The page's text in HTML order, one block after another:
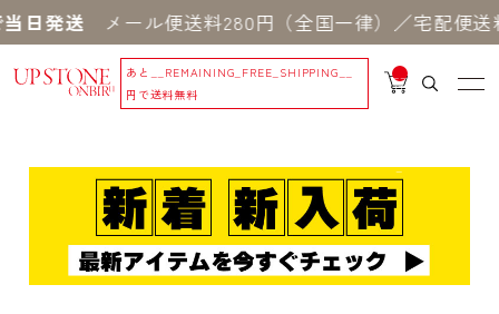
ール便送料280円（全国一律）／宅配便送料550
あと
__REMAINING_FREE_SHIPPING__
円で送料無料
__
IT
_